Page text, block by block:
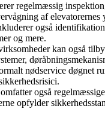
regelmæssig
af elevatorernes
også
og mere.
kan også
nødservice døgnet
også
opfylder